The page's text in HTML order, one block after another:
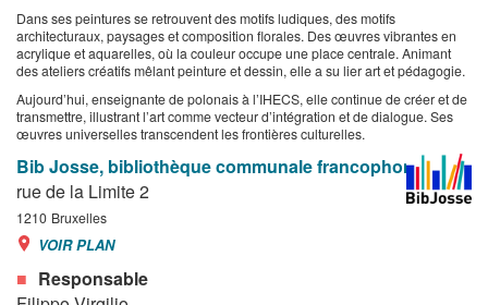
Dans ses peintures se retrouvent des motifs ludiques, des motifs
architecturaux, paysages et composition florales. Des œuvres vibrantes en
acrylique et aquarelles, où la couleur occupe une place centrale. Animant
des ateliers créatifs mêlant peinture et dessin, elle a su lier art et pédagogie.
Aujourd’hui, enseignante de polonais à l’IHECS, elle continue de créer et de
transmettre, illustrant l’art comme vecteur d’intégration et de dialogue. Ses
œuvres universelles transcendent les frontières culturelles.
Bib Josse, bibliothèque communale francophone
rue de la Limite 2
1210 Bruxelles
VOIR PLAN
Responsable